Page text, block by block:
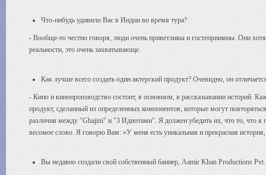
Что-нибудь удивило Вас в Индии во время тура?
- Вообще-то честно говоря, люди очень приветливы и гостеприимны. Они
реальности, это очень захватывающе.
Как лучше всего создать один актерский продукт? Очевидно, он
- Кино и кинопроизводство состоит, в основном, в рассказывании историй.
продукт, сделанный из определенных компонентов, которые могут
различия между "Ghajini" и "3 Идиотами". Я должен убедить их, что то, что я
весомое слово. Я говорю Вам: «У меня есть уникальная и прекрасная
Вы недавно создали свой собственный баннер, Aamir Khan Productions